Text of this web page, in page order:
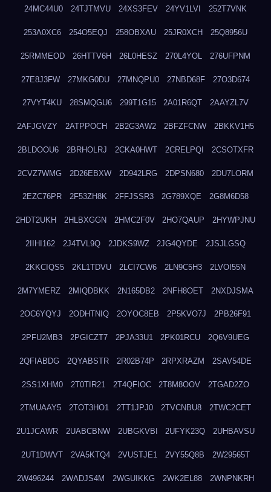
24MC44U0 24TJTMVU 24XS3FEV 24YV1LVI 252T7VNK
253A0XC6 254O5EQJ 258OBXAU 25JR0XCH 25Q8956U
25RMMEOD 26HTTV6H 26L0HESZ 270L4YOL 276UFPNM
27E8J3FW 27MKG0DU 27MNQPU0 27NBD68F 27O3D674
27VYT4KU 28SMQGU6 299T1G15 2A01R6QT 2AAYZL7V
2AFJGVZY 2ATPPOCH 2B2G3AW2 2BFZFCNW 2BKKV1H5
2BLDOOU6 2BRHOLRJ 2CKA0HWT 2CRELPQI 2CSOTXFR
2CVZ7WMG 2D26EBXW 2D942LRG 2DPSN680 2DU7LORM
2EZC76PR 2F53ZH8K 2FFJSSR3 2G789XQE 2G8M6D58
2HDT2UKH 2HLBXGGN 2HMC2F0V 2HO7QAUP 2HYWPJNU
2IIHI162 2J4TVL9Q 2JDKS9WZ 2JG4QYDE 2JSJLGSQ
2KKCIQS5 2KL1TDVU 2LCI7CW6 2LN9C5H3 2LVOI55N
2M7YMERZ 2MIQDBKK 2N165DB2 2NFH8OET 2NXDJSMA
2OC6YQYJ 2ODHTNIQ 2OYOC8EB 2P5KVO7J 2PB26F91
2PFU2MB3 2PGICZT7 2PJA33U1 2PK01RCU 2Q6V9UEG
2QFIABDG 2QYABSTR 2R02B74P 2RPXRAZM 2SAV54DE
2SS1XHM0 2T0TIR21 2T4QFIOC 2T8M8OOV 2TGAD2ZO
2TMUAAY5 2TOT3HO1 2TT1JPJ0 2TVCNBU8 2TWC2CET
2U1JCAWR 2UABCBNW 2UBGKVBI 2UFYK23Q 2UHBAVSU
2UT1DWVT 2VA5KTQ4 2VUSTJE1 2VY55Q8B 2W29565T
2W496244 2WADJS4M 2WGUIKKG 2WK2EL88 2WNPNKRH